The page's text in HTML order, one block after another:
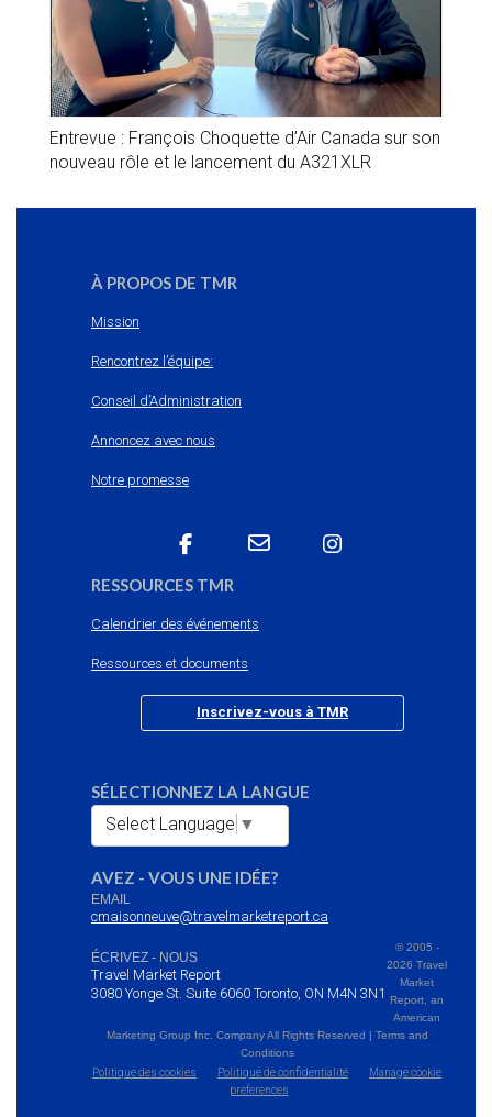
Entrevue : François Choquette d’Air Canada sur son
nouveau rôle et le lancement du A321XLR
À PROPOS DE TMR
Mission
Rencontrez l’équipe:
Conseil d’Administration
Annoncez avec nous
Notre promesse
RESSOURCES TMR
Calendrier des événements
Ressources et documents
Inscrivez-vous à TMR
SÉLECTIONNEZ LA LANGUE
Select Language ▼
AVEZ - VOUS UNE IDÉE?
EMAIL
cmaisonneuve@travelmarketreport.ca
ÉCRIVEZ - NOUS
Travel Market Report
3080 Yonge St. Suite 6060 Toronto, ON M4N 3N1
© 2005 -
2026 Travel
Market
Report, an
American
Marketing Group Inc. Company All Rights Reserved | Terms and
Conditions
Politique des cookies
Politique de confidentialité
Manage cookie
preferences